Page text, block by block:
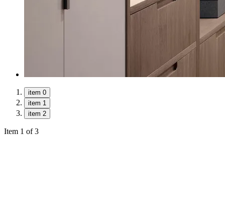
item 0
item 1
item 2
Item 1 of 3